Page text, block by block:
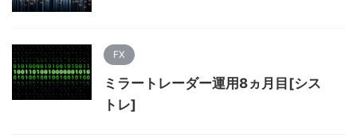
FX
ミラートレーダー運用8ヵ月目[シス
トレ]